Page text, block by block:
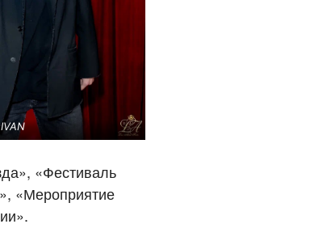
IVAN
«Фестиваль
«Мероприятие